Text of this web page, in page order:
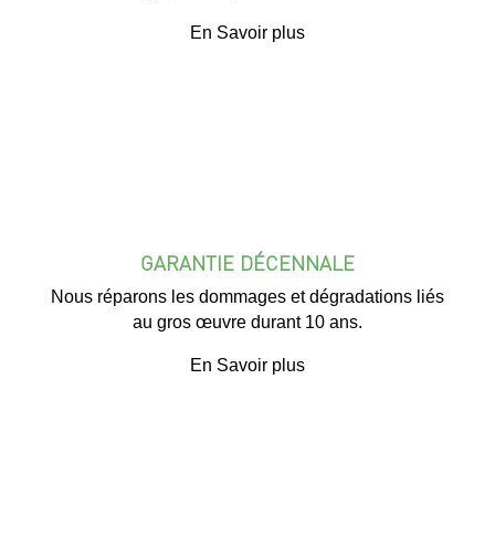
En Savoir plus
GARANTIE DÉCENNALE
Nous réparons les dommages et dégradations liés
au gros œuvre durant 10 ans.
En Savoir plus